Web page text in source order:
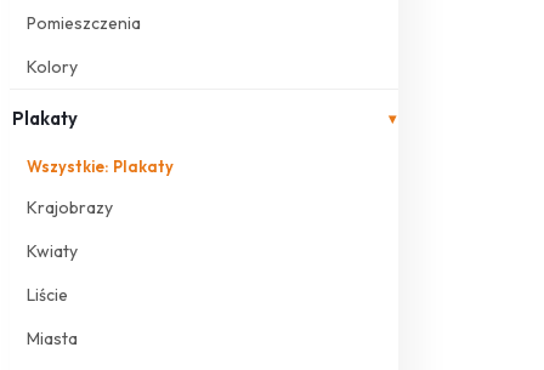
Pomieszczenia
Kolory
Plakaty ▾
Wszystkie: Plakaty
Krajobrazy
Kwiaty
Liście
Miasta